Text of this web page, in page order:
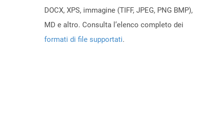
DOCX, XPS, immagine (TIFF, JPEG, PNG BMP),
MD e altro. Consulta l’elenco completo dei
formati di file supportati.